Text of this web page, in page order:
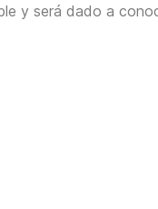
y será dado a